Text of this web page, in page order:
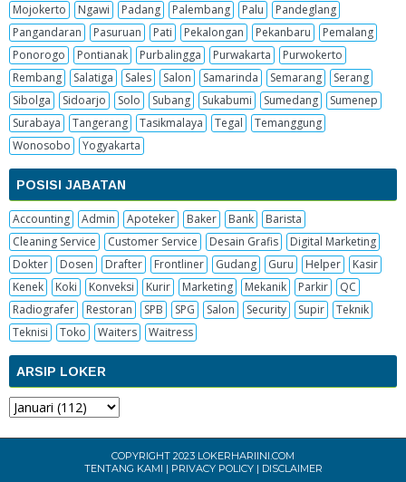
Mojokerto
Ngawi Padang Palembang Palu
Pandeglang
Pangandaran
Pasuruan Pati Pekalongan Pekanbaru
Pemalang
Ponorogo
Pontianak Purbalingga Purwakarta
Purwokerto
Rembang
Salatiga Sales Salon Samarinda Semarang
Serang
Sibolga
Sidoarjo Solo Subang Sukabumi Sumedang
Sumenep
Surabaya
Tangerang Tasikmalaya Tegal
Temanggung
Wonosobo
Yogyakarta
POSISI JABATAN
Accounting Admin Apoteker Baker Bank
Barista
Cleaning Service
Customer Service Desain Grafis
Digital Marketing
Dokter
Dosen Drafter Frontliner Gudang Guru Helper
Kasir
Kenek
Koki Konveksi Kurir Marketing Mekanik Parkir
QC
Radiografer
Restoran SPB SPG Salon Security Supir
Teknik
Teknisi
Toko Waiters Waitress
ARSIP LOKER
COPYRIGHT 2023 LOKERHARIINI.COM
TENTANG KAMI | PRIVACY POLICY| DISCLAIMER